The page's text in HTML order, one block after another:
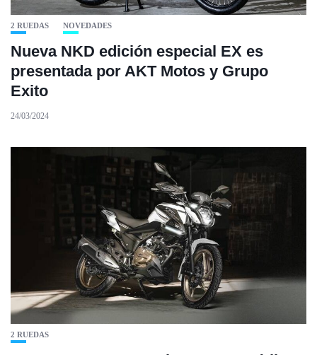
2 RUEDAS NOVEDADES
Nueva NKD edición especial EX es
presentada por AKT Motos y Grupo
Exito
24/03/2024
2 RUEDAS